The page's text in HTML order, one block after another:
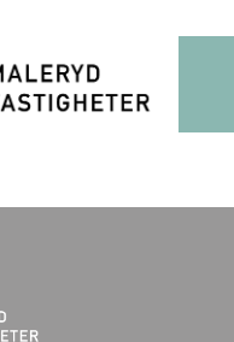
23, 2023